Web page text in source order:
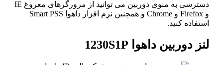
دسترسی به منوی دوربین می توانید از مرورگرهای معروغ IE
و Firefox و Chrome و همچنین نرم افزار داهوا Smart PSS
استفاده کنید.
لنز دوربین داهوا 1230S1P